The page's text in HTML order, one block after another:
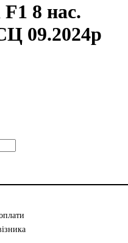
8 нас.
09.2024р